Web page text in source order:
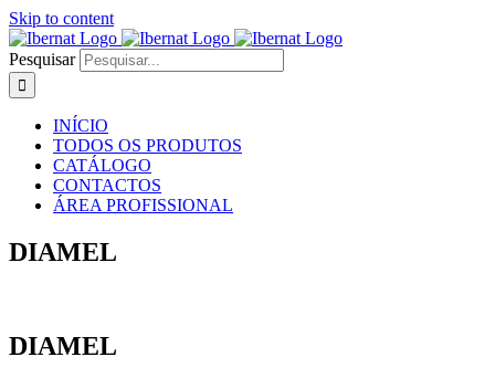
Skip to content
Pesquisar
INÍCIO
TODOS OS PRODUTOS
CATÁLOGO
CONTACTOS
ÁREA PROFISSIONAL
DIAMEL
DIAMEL